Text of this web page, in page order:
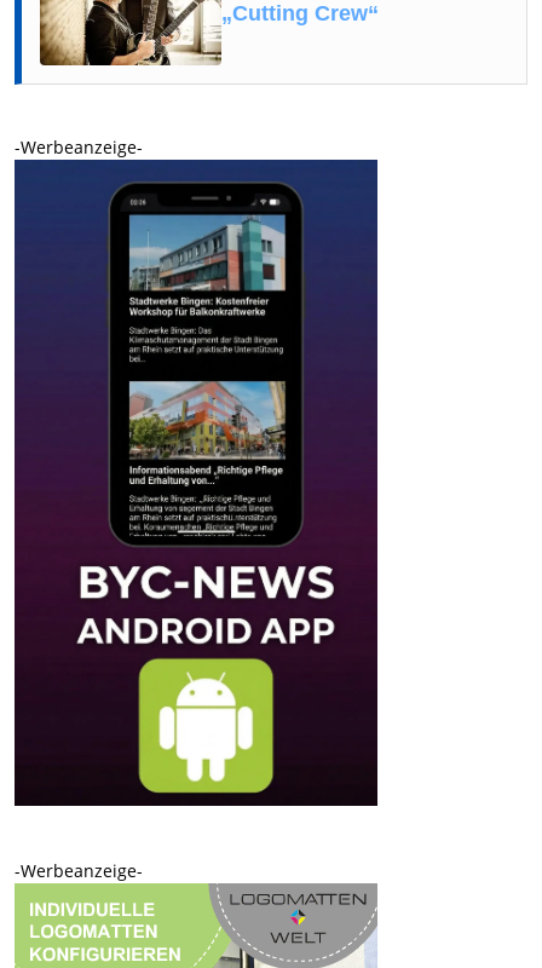
„Cutting Crew“
-Werbeanzeige-
-Werbeanzeige-